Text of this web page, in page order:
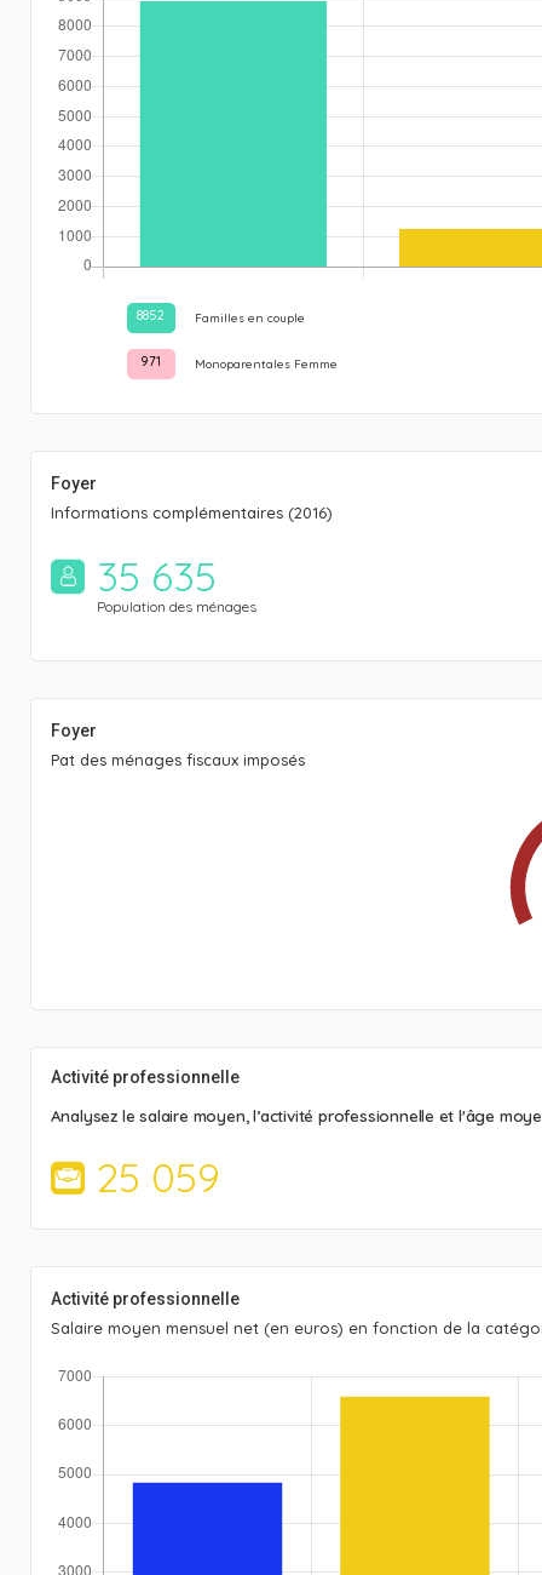
8852 Familles en couple
971 Monoparentales Femme
Foyer
Informations complémentaires (2016)
35 635
Population des ménages
Foyer
Pat des ménages fiscaux imposés
Activité professionnelle
Analysez le salaire moyen, l’activité professionnelle et l'âge
25 059
Activité professionnelle
Salaire moyen mensuel net (en euros) en fonction de la